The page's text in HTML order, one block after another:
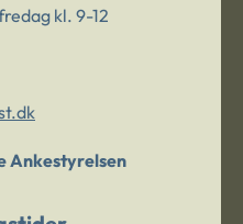
kl. 9-12
Ankestyrelsen